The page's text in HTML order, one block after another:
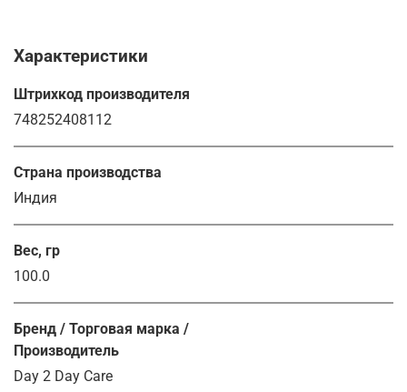
Характеристики
Штрихкод производителя
748252408112
Страна производства
Индия
Вес, гр
100.0
Бренд / Торговая марка /
Производитель
Day 2 Day Care